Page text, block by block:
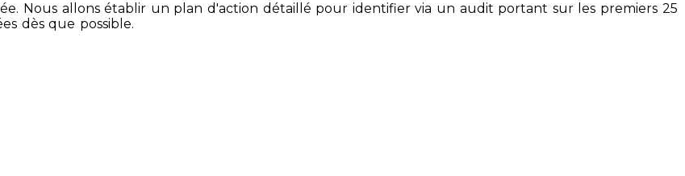
Nous allons établir un plan d'action détaillé pour identifier via un audit portant sur les premiers 25
dès que possible.